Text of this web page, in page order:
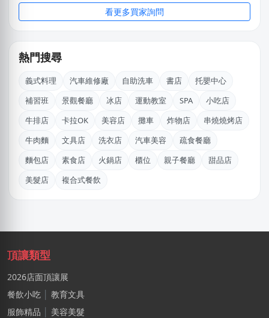
劉X姐
高雄市｜預算 30萬~50萬元
高雄市｜預算 30萬~50萬元
馬X凱
苗栗縣｜預算 30萬~50萬元
陳X豪
台北市｜預算 30萬~50萬元
謝X生
台中市｜預算 10萬~30萬元
姚X生
嘉義市｜預算 10萬~30萬元
廖X珍
新北市｜預算 10萬~30萬元
看更多買家詢問
熱門搜尋
義式料理 汽車維修廠 自助洗車 書店
托嬰中心
補習班
景觀餐廳 冰店 運動教室 SPA
小吃店
牛排店
卡拉OK 美容店 攤車 炸物店
串燒燒烤店
牛肉麵
文具店 洗衣店 汽車美容
疏食餐廳
麵包店
素食店 火鍋店 櫃位 親子餐廳
甜品店
美髮店
複合式餐飲
頂讓類型
2026店面頂讓展
餐飲小吃
教育文具
服飾精品
美容美髮